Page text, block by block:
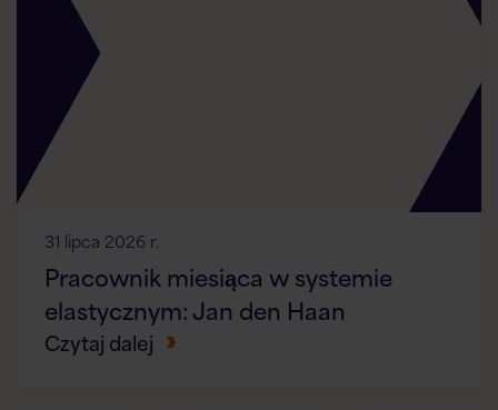
31 lipca 2026 r.
Pracownik miesiąca w systemie
elastycznym: Jan den Haan
Czytaj dalej